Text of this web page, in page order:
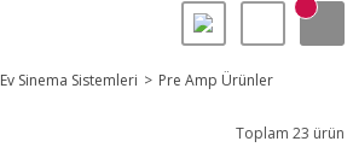
Ev Sinema Sistemleri Pre Amp Ürünler
Toplam 23 ürün